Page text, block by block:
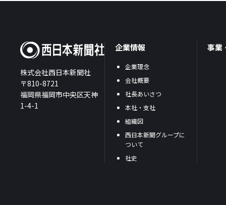
株式会社西日本新聞社
〒810-8721
福岡県福岡市中央区天神
1-4-1
企業情報
企業理念
会社概要
社長あいさつ
本社・支社
組織図
西日本新聞グループに
ついて
社史
事業